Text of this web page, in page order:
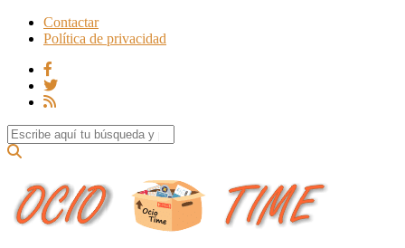
Contactar
Política de privacidad
Search for: